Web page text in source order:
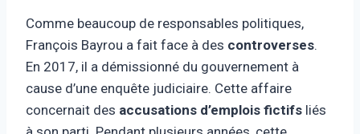
Comme beaucoup de responsables politiques,
François Bayrou a fait face à des controverses.
En 2017, il a démissionné du gouvernement à
cause d’une enquête judiciaire. Cette affaire
concernait des accusations d’emplois fictifs liés